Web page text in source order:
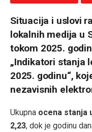
Situacija i uslovi
lokalnih medija u
tokom 2025.
„Indikatori stanja
2025. godinu“,
nezavisnih
Ukupna ocena stanja
2,23, dok je godinu